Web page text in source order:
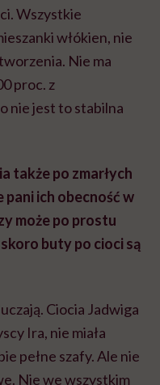
Wszystkie
włókien, nie
Nie ma
proc. z
nie jest to stabilna
także po zmarłych
pani ich obecność w
może po prostu
buty po cioci są
Ciocia Jadwiga
Ira, nie miała
pełne szafy. Ale nie
Nie we wszystkim